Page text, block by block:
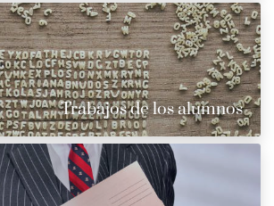
Trabajos de los alumnos